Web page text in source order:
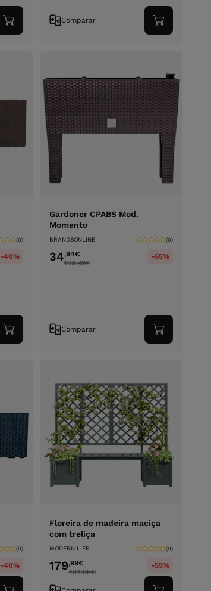
Adicionar
ao
Comparar
Adicionar
ao
(0)
-40%
Adicionar
ao
Gardoner CPABS Mod.
Momento
BRANDSONLINE (0)
34,94€
108.99€
-65%
Comparar
Adicionar
ao
(0)
-40%
Floreira de madeira maciça
com treliça
MODERN LIFE (0)
179,99€
404.99€
-55%